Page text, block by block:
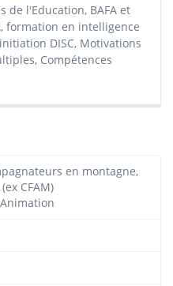
de l'Education, BAFA et
formation en intelligence
DISC, Motivations
Compétences
en montagne,
CFAM)